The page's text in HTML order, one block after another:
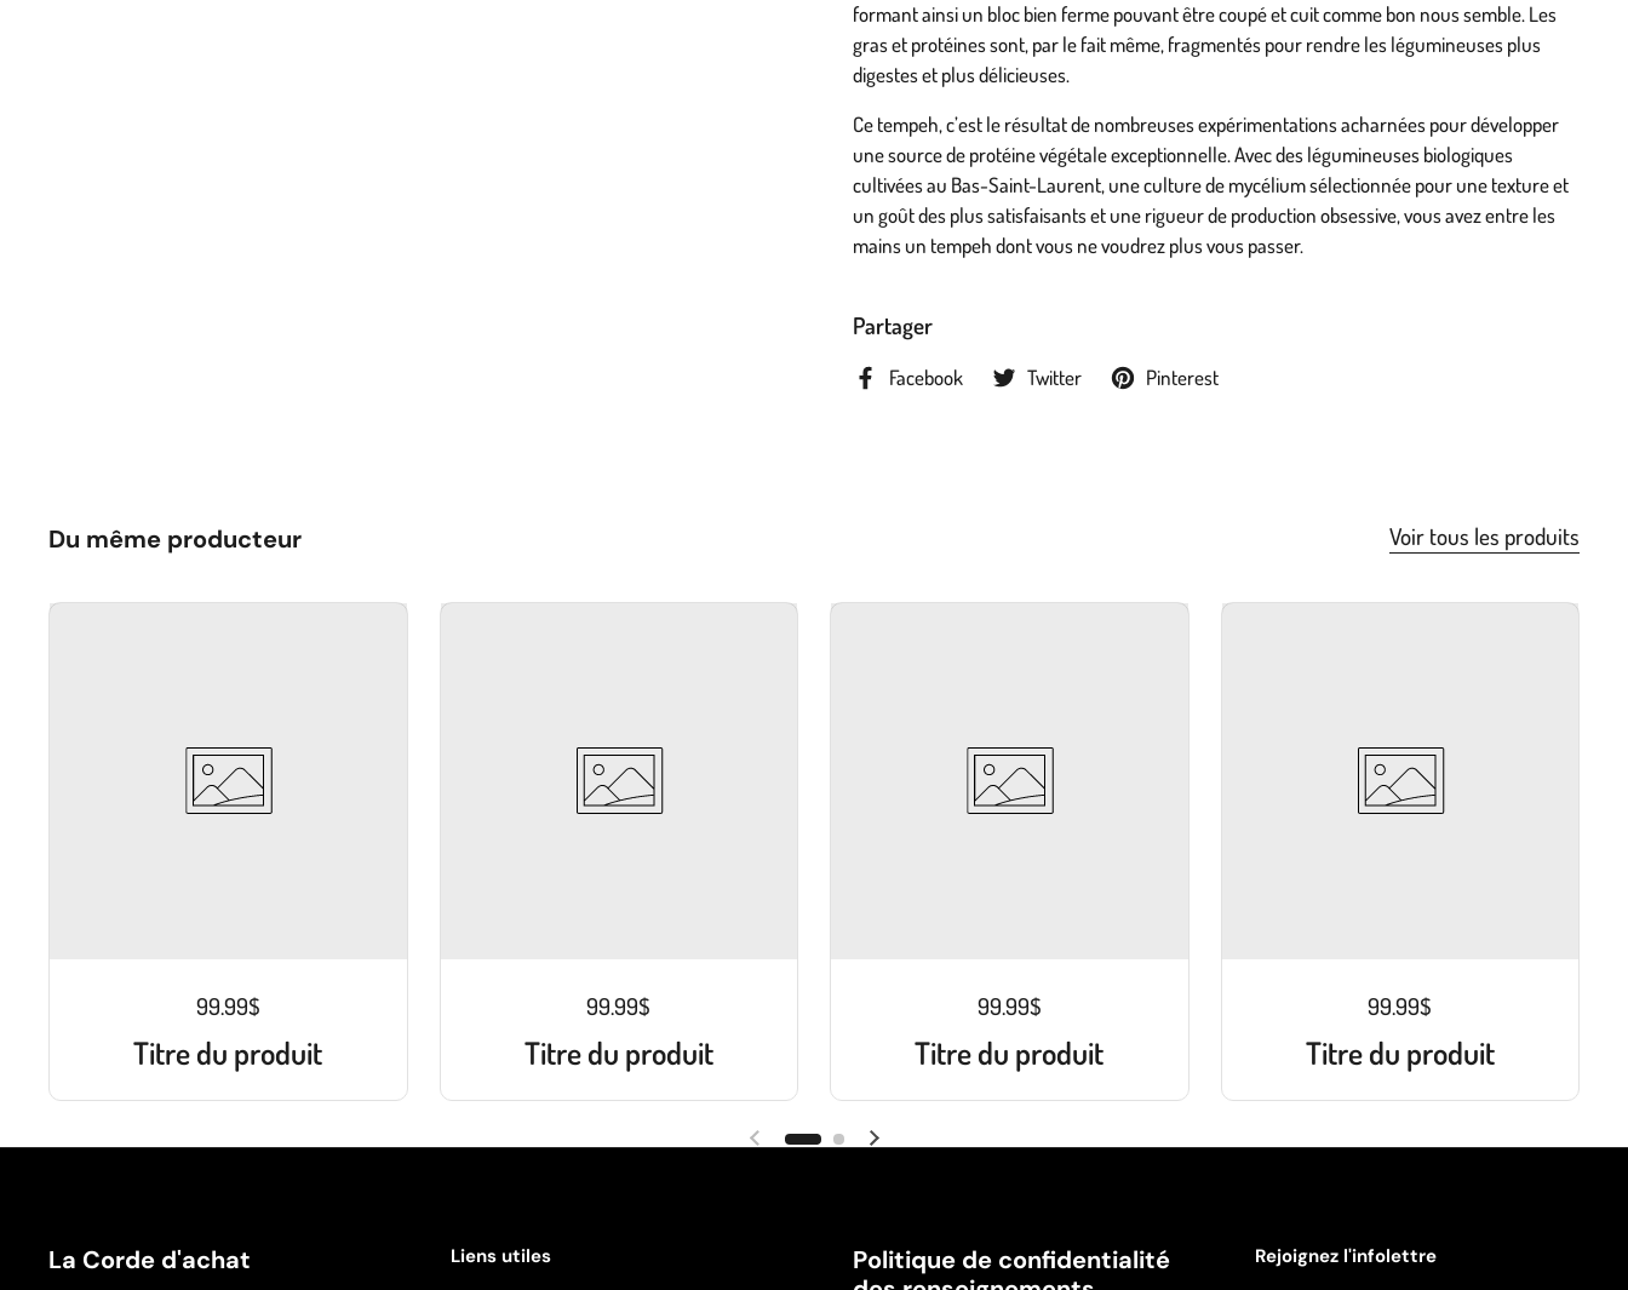
formant ainsi un bloc bien ferme pouvant être coupé et cuit comme bon nous semble. Les
gras et protéines sont, par le fait même, fragmentés pour rendre les légumineuses plus
digestes et plus délicieuses.
Ce tempeh, c’est le résultat de nombreuses expérimentations acharnées pour développer
une source de protéine végétale exceptionnelle. Avec des légumineuses biologiques
cultivées au Bas-Saint-Laurent, une culture de mycélium sélectionnée pour une texture et
un goût des plus satisfaisants et une rigueur de production obsessive, vous avez entre les
mains un tempeh dont vous ne voudrez plus vous passer.
Partager
Facebook Twitter Pinterest
Du même producteur Voir tous les produits
99.99$
Titre du produit
99.99$
Titre du produit
99.99$
Titre du produit
99.99$
Titre du produit
La Corde d'achat Liens utiles
Politique de confidentialité
Rejoignez l'infolettre